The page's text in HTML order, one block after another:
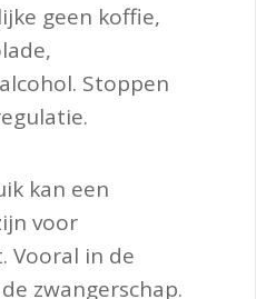
geen koffie,
Stoppen
kan een
voor
Vooral in de
zwangerschap.